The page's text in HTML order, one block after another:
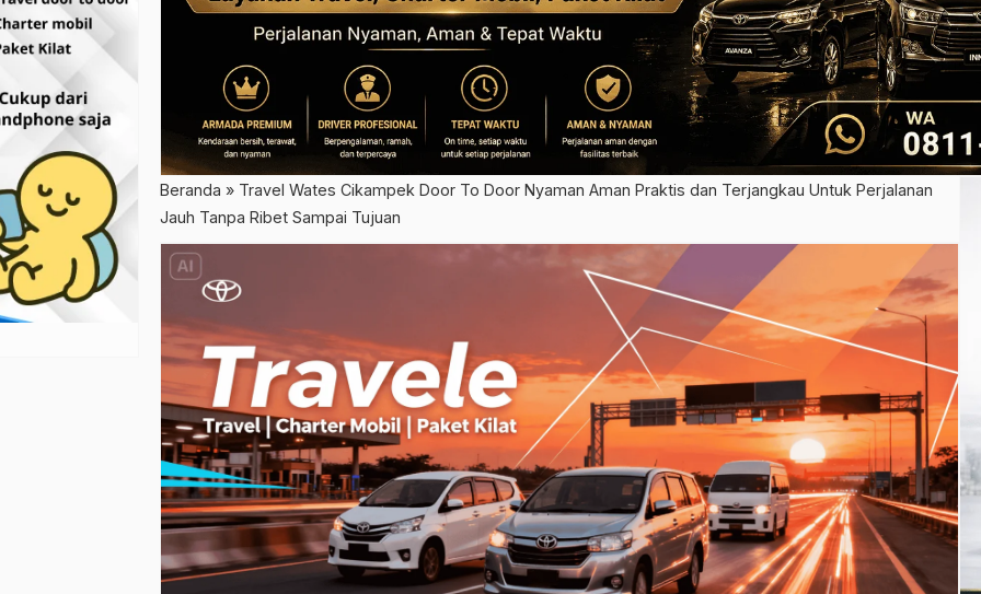
Beranda » Travel Wates Cikampek Door To Door Nyaman Aman Praktis dan Terjangkau Untuk Perjalanan
Jauh Tanpa Ribet Sampai Tujuan